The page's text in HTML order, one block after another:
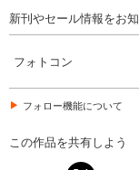
あらす
あらす
新刊やセール情報をお知
フォトコン
フォロー機能について
この作品を共有しよう